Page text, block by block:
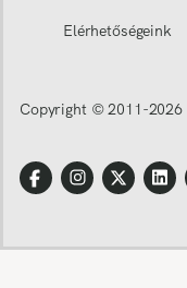
Elérhetőségeink
Copyright © 2011-2026